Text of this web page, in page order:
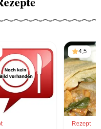
4,5
Rezept